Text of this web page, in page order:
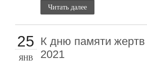
Читать далее
25
ЯНВ
К дню памяти жертв
2021